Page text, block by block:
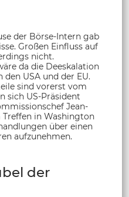
der Börse-Intern gab
Großen Einfluss auf
nicht.
da die Deeskalation
USA und der EU.
sind vorerst vom
sich US-Präsident
Jean-
Treffen in Washington
über einen
aufzunehmen.
der